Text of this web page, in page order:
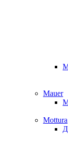
Mauer
Mottura